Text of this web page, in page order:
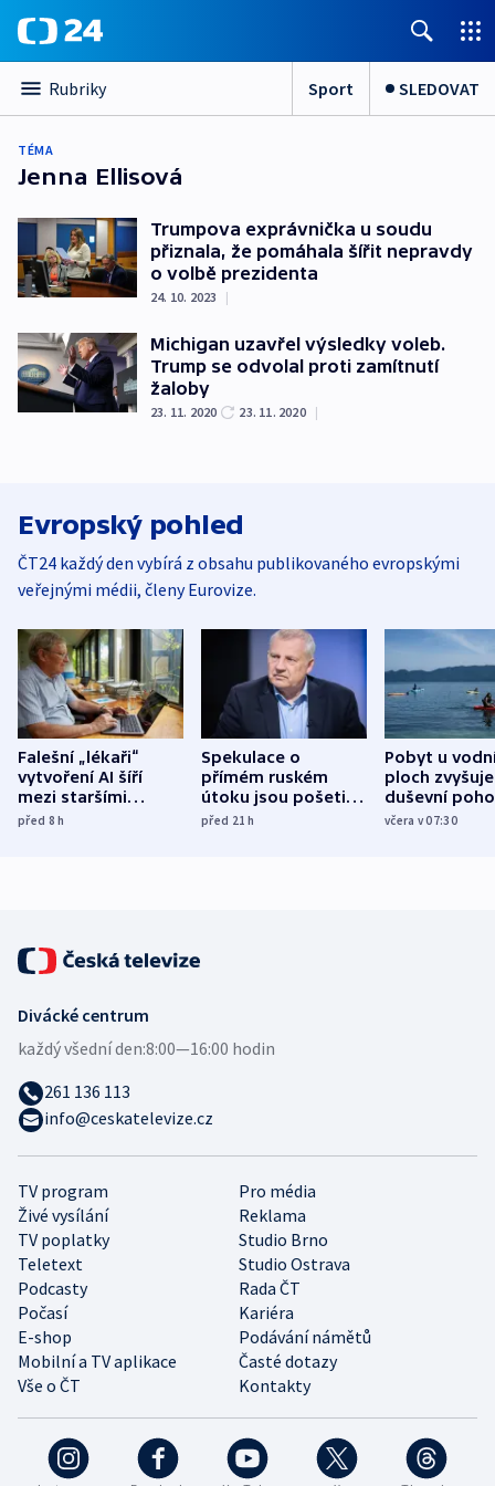
Rubriky Sport SLEDOVAT
TÉMA
Jenna Ellisová
Trumpova exprávnička u soudu
přiznala, že pomáhala šířit nepravdy
o volbě prezidenta
24. 10. 2023 |
Michigan uzavřel výsledky voleb.
Trump se odvolal proti zamítnutí
žaloby
23. 11. 2020 23. 11. 2020 |
Evropský pohled
ČT24 každý den vybírá z obsahu publikovaného evropskými
veřejnými médii, členy Eurovize.
Falešní „lékaři“
vytvoření AI šíří
mezi staršími
Poláky nebezpečné
před 8h
Spekulace o
přímém ruském
útoku jsou pošetilé,
míní estonský
před 21h
Pobyt u
ploch zvyšuje
duševní
ukázala
včera v 07:30
TV program
Pro média
Živé vysílání
Reklama
TV poplatky
Studio Brno
Teletext
Studio Ostrava
Podcasty
Rada ČT
Počasí
Kariéra
E-shop
Podávání námětů
Mobilní a TV aplikace
Časté dotazy
Vše o ČT
Kontakty
Divácké centrum
každý všední den:8:00—16:00 hodin
261 136 113
info@ceskatelevize.cz